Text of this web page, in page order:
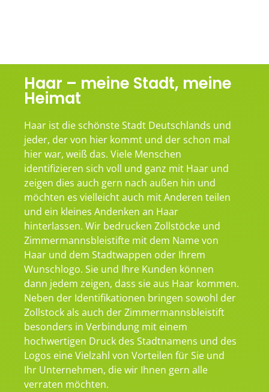
Haar – meine Stadt, meine
Heimat
Haar ist die schönste Stadt Deutschlands und
jeder, der von hier kommt und der schon mal
hier war, weiß das. Viele Menschen
identifizieren sich voll und ganz mit Haar und
zeigen dies auch gern nach außen hin und
möchten es vielleicht auch mit Anderen teilen
und ein kleines Andenken an Haar
hinterlassen. Wir bedrucken Zollstöcke und
Zimmermannsbleistifte mit dem Name von
Haar und dem Stadtwappen oder Ihrem
Wunschlogo. Sie und Ihre Kunden können
dann jedem zeigen, dass sie aus Haar kommen.
Neben der Identifikationen bringen sowohl der
Zollstock als auch der Zimmermannsbleistift
besonders in Verbindung mit einem
hochwertigen Druck des Stadtnamens und des
Logos eine Vielzahl von Vorteilen für Sie und
Ihr Unternehmen, die wir Ihnen gern alle
verraten möchten.